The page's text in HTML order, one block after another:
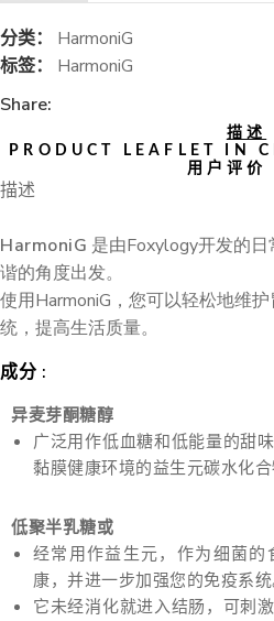
分类：
HarmoniG
标签：
HarmoniG
Share:
描述
PRODUCT LEAFLET IN
用户评价
描述
HarmoniG 是由Foxylogy开发的
谐的角度出发。
使用HarmoniG，您可以轻松地维
统，提高生活质量。
成分 :
异麦芽酮糖醇
广泛用作低血糖和低能量的甜
黏膜健康环境的益生元碳水化合
低聚半乳糖或
经常用作益生元，作为细菌
康，并进一步加强您的免疫系统
它未经消化就进入结肠，可刺